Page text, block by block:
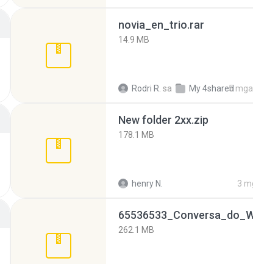
novia_en_trio.rar
14.9 MB
Rodri R. sa My 4shared
5
New folder 2xx.zip
178.1 MB
henry N. 3
262.1 MB